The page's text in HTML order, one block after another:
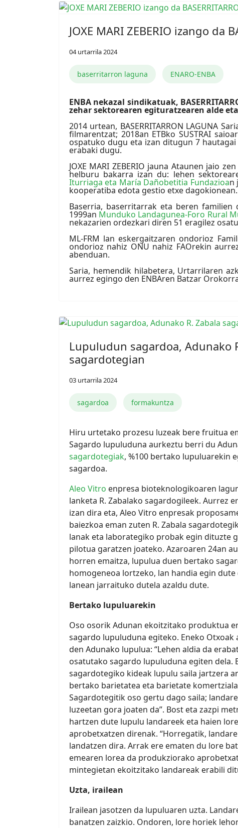
JOXE MARI ZEBERIO izango da
04 urtarrila 2024
baserritarron laguna ENARO-ENBA
ENBA nekazal sindikatuak,
zehar sektorearen egituratzearen alde
2014 urtean, BASERRITARRON LAGUNA
filmarentzat; 2018an ETBko SUSTRAI
ospatuko dugu eta izan ditugun 7 hautagai
erabaki dugu.
JOXE MARI ZEBERIO jauna Ataunen jaio
helburu bakarra izan du: lehen
Iturriaga eta María Dañobetitia Fundazioan
kooperatiba edota gestio etxe dagokionean.
Baserria, baserritarrak eta beren
1999an Munduko Landagunea-Foro Rural
nekazarien ordezkari diren 51 eragilez
ML-FRM lan eskergaitzaren ondorioz
ondorioz nahiz ONU nahiz FAOrekin
abenduan.
Saria, hemendik hilabetera, Urtarrilaren
aurrez egingo den ENBAren Batzar
Lupuludun sagardoa, Adunako
sagardotegian
03 urtarrila 2024
sagardoa formakuntza
Hiru urtetako prozesu luzeak bere fruitua
Sagardo lupuluduna aurkeztu berri du
sagardotegiak, %100 bertako lupuluarekin
sagardoa.
Aleo Vitro enpresa bioteknologikoaren
lanketa R. Zabalako sagardogileek. Aurrez
izan dira eta, Aleo Vitro enpresak
baiezkoa eman zuten R. Zabala
lanak eta laborategiko probak egin dituzte
pilotua garatzen joateko. Azaroaren 24an
horren emaitza, lupulua duen bertako
homogeneoa lortzeko, lan handia egin
lanean jarraituko dutela azaldu dute.
Bertako lupuluarekin
Oso osorik Adunan ekoitzitako produktua
sagardo lupuluduna egiteko. Eneko Otxoak
den Adunako lupulua: “Lehen aldia da
osatutako sagardo lupuluduna egiten dela.
sagardotegiko kideak lupulu saila jartzera
bertako barietatea eta barietate
Sagardotegitik oso gertu dago saila;
luzeetan gora joaten da”. Bost eta zazpi
hartzen dute lupulu landareek eta haien
aprobetxatzen direnak. “Horregatik,
landatzen dira. Arrak ere ematen du lore
emearen lorea da produkziorako
mintegietan ekoitzitako landareak erabili
Uzta, irailean
Irailean jasotzen da lupuluaren uzta.
banatzen zaizkio. Ondoren, lore horiek